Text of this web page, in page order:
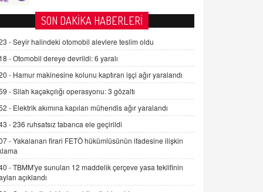
FARUK ÖNALAN
Tezkere Onaylanmasaydı…
2 Kasım 2021 Salı 00:11
AV. DOĞAN CAN DOĞAN
Kişisel verilerin korunması ve dijital
hukukun gelişimi
15.09.2025 16:17
SEHER EREK
Kış Ayları Geldi, Hangi Önlemler
Alınmalı?
9.12.2025 10:11
SON DAKİKA HABERLERİ
-Seyir halindeki otomobil alevlere teslim oldu
-Otomobil dereye devrildi: 6 yaralı
- Hamur makinesine kolunu kaptıran işçi ağır yaralandı
-Silah kaçakçılığı operasyonu: 3 gözaltı
- Elektrik akımına kapılan mühendis ağır yaralandı
-236 ruhsatsız tabanca ele geçirildi
-Yakalanan firari FETÖ hükümlüsünün ifadesine ilişkin
-TBMM'ye sunulan 12 maddelik çerçeve yasa teklifinin
açıklandı